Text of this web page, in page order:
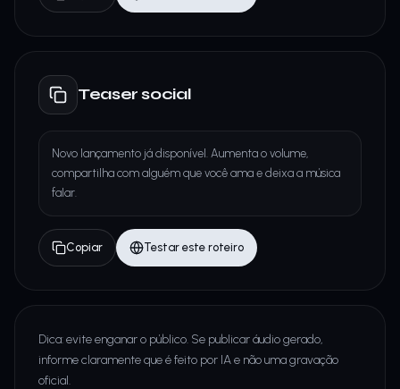
Teaser social
Novo lançamento já disponível. Aumenta o volume,
compartilha com alguém que você ama e deixa a música
falar.
Copiar Testar este roteiro
Dica: evite enganar o público. Se publicar áudio gerado,
informe claramente que é feito por IA e não uma gravação
oficial.